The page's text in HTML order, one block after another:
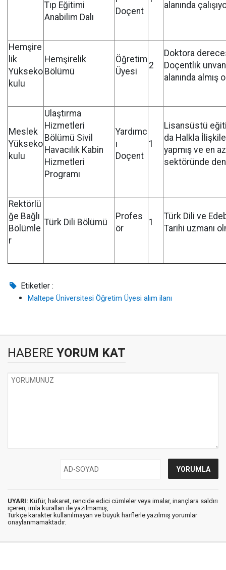
Tıp Eğitimi
Anabilim Dalı
Doçent
alanında
Hemşire
lik
Yükseko
kulu
Hemşirelik
Bölümü
Öğretim
Üyesi
2
Doktora
Doçentlik
alanında almış
Meslek
Yükseko
kulu
Ulaştırma
Hizmetleri
Bölümü Sivil
Havacılık Kabin
Hizmetleri
Programı
Yardımc
ı
Doçent
1
Lisansüstü
da Halkla
yapmış ve en
sektöründe
Rektörlü
ğe Bağlı
Bölümle
r
Türk Dili Bölümü
Profes
ör
1
Türk Dili ve
Tarihi uzmanı
Etiketler :
Maltepe Üniversitesi Öğretim Üyesi alım ilanı
HABERE YORUM KAT
UYARI: Küfür, hakaret, rencide edici cümleler veya imalar, inançlara saldırı
içeren, imla kuralları ile yazılmamış,
Türkçe karakter kullanılmayan ve büyük harflerle yazılmış yorumlar
onaylanmamaktadır.